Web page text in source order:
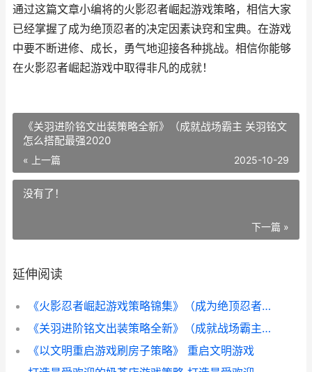
通过这篇文章小编将的火影忍者崛起游戏策略，相信大家
已经掌握了成为绝顶忍者的决定因素诀窍和宝典。在游戏
中要不断进修、成长，勇气地迎接各种挑战。相信你能够
在火影忍者崛起游戏中取得非凡的成就！
《关羽进阶铭文出装策略全新》（成就战场霸主 关羽铭文
怎么搭配最强2020
« 上一篇 2025-10-29
没有了！
下一篇 »
延伸阅读
《火影忍者崛起游戏策略锦集》（成为绝顶忍者的宝典和诀窍 火影忍者医嘱崛起
《关羽进阶铭文出装策略全新》（成就战场霸主 关羽铭文怎么搭配最强2020
《以文明重启游戏刷房子策略》 重启文明游戏